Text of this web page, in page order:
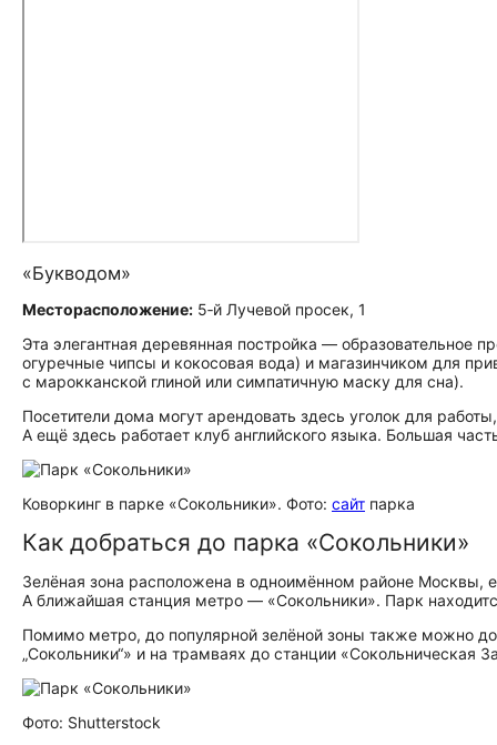
«Букводом»
Месторасположение: 5‑й Лучевой просек, 1
Эта элегантная деревянная постройка — образовательное
огуречные чипсы и кокосовая вода) и магазинчиком для
с марокканской глиной или симпатичную маску для сна).
Посетители дома могут арендовать здесь уголок для
А ещё здесь работает клуб английского языка. Большая
Коворкинг в парке «Сокольники». Фото: сайт парка
Как добраться до парка «Сокольники»
Зелёная зона расположена в одноимённом районе Москвы,
А ближайшая станция метро — «Сокольники». Парк
Помимо метро, до популярной зелёной зоны также можно
„Сокольники“» и на трамваях до станции «Сокольническая
Фото: Shutterstock